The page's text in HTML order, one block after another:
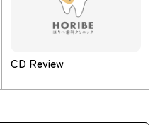
CD Review